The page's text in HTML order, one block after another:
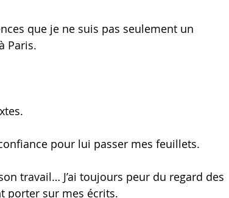
que je ne suis pas seulement un
Paris.
pour lui passer mes feuillets.
travail… J’ai toujours peur du regard des
porter sur mes écrits.